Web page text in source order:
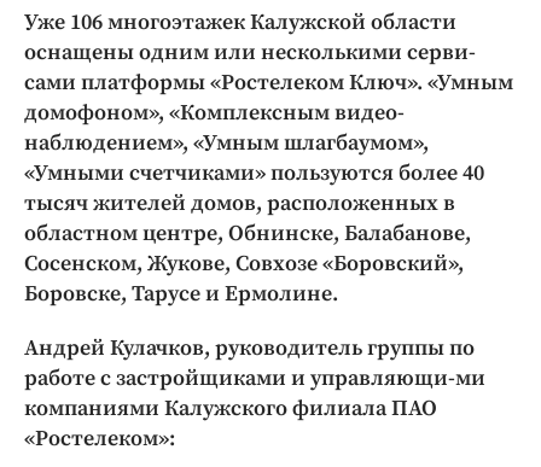
Клиника года
Бренд года
Работодатель года
Уже 106 многоэтажек Калужской области
оснащены одним или несколькими серви-
сами платформы «Ростелеком Ключ». «Умным
домофоном», «Комплексным видео-
наблюдением», «Умным шлагбаумом»,
«Умными счетчиками» пользуются более 40
тысяч жителей домов, расположенных в
областном центре, Обнинске, Балабанове,
Сосенском, Жукове, Совхозе «Боровский»,
Боровске, Тарусе и Ермолине.
Андрей Кулачков, руководитель группы по
работе с застройщиками и управляющи-ми
компаниями Калужского филиала ПАО
«Ростелеком»: